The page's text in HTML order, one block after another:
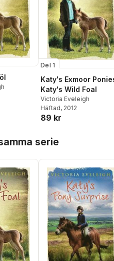
Del 1
Katy's Exmoor
Katy's Wild Foal
Victoria Eveleigh
Häftad, 2012
89 kr
serie